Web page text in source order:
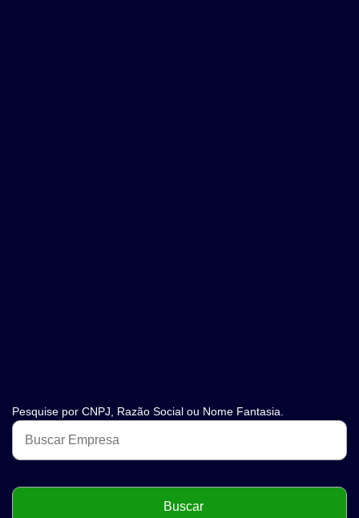
Pesquise por CNPJ, Razão Social ou Nome Fantasia.